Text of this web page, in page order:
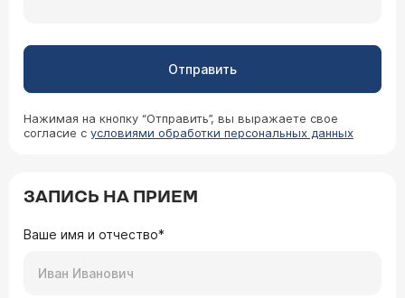
Отправить
Нажимая на кнопку “Отправить”, вы выражаете свое
согласие с условиями обработки персональных данных
ЗАПИСЬ НА ПРИЕМ
Ваше имя и отчество*